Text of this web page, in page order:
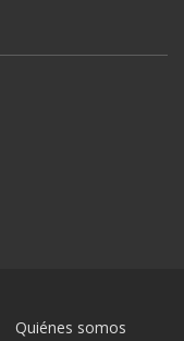
Quiénes somos